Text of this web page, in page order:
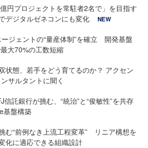
円プロジェクトを常駐者2名で」を目指す
デジタルゼネコンにも変化
NEW
ジェントの“量産体制”を確立 開発基盤
最大70%の工数短縮
状態、若手をどう育てるのか？ アクセン
サルタントに聞く
信託銀行が挑む、“統治”と“俊敏性”を共存
基盤構築
む“前例なき上流工程変革” リニア構想を
化に適応できる組織設計